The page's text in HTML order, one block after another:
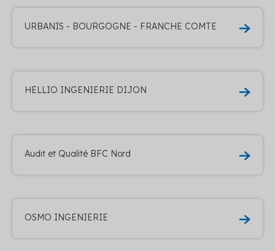
URBANIS - BOURGOGNE - FRANCHE COMTE
HELLIO INGENIERIE DIJON
Audit et Qualité BFC Nord
OSMO INGENIERIE